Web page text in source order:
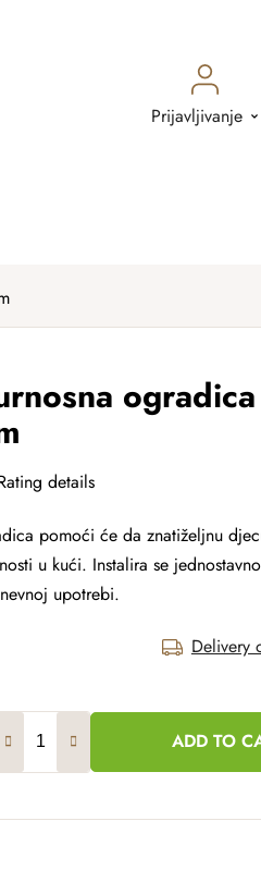
Prijavljivanje
details
pomoći će da znatiželjnu
u kući. Instalira se
upotrebi.
Delivery
ADD TO